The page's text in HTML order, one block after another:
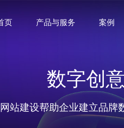
页 产品与服务 案例
数字创
站建设帮助企业建立品牌